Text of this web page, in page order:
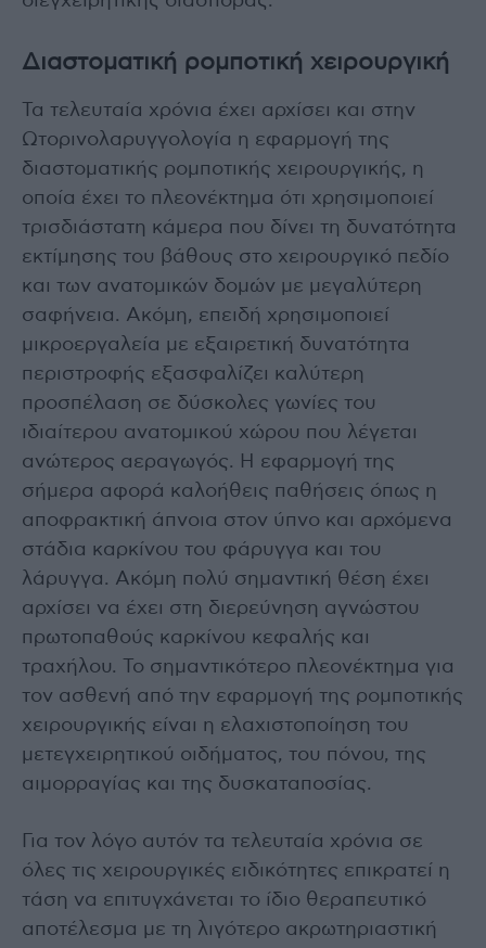
Διαστοματική ρομποτική χειρουργική
Τα τελευταία χρόνια έχει αρχίσει και στην
Ωτορινολαρυγγολογία η εφαρμογή της
διαστοματικής ρομποτικής χειρουργικής, η
οποία έχει το πλεονέκτημα ότι χρησιμοποιεί
τρισδιάστατη κάμερα που δίνει τη δυνατότητα
εκτίμησης του βάθους στο χειρουργικό πεδίο
και των ανατομικών δομών με μεγαλύτερη
σαφήνεια. Ακόμη, επειδή χρησιμοποιεί
μικροεργαλεία με εξαιρετική δυνατότητα
περιστροφής εξασφαλίζει καλύτερη
προσπέλαση σε δύσκολες γωνίες του
ιδιαίτερου ανατομικού χώρου που λέγεται
ανώτερος αεραγωγός. Η εφαρμογή της
σήμερα αφορά καλοήθεις παθήσεις όπως η
αποφρακτική άπνοια στον ύπνο και αρχόμενα
στάδια καρκίνου του φάρυγγα και του
λάρυγγα. Ακόμη πολύ σημαντική θέση έχει
αρχίσει να έχει στη διερεύνηση αγνώστου
πρωτοπαθούς καρκίνου κεφαλής και
τραχήλου. Το σημαντικότερο πλεονέκτημα για
τον ασθενή από την εφαρμογή της ρομποτικής
χειρουργικής είναι η ελαχιστοποίηση του
μετεγχειρητικού οιδήματος, του πόνου, της
αιμορραγίας και της δυσκαταποσίας.
Για τον λόγο αυτόν τα τελευταία χρόνια σε
όλες τις χειρουργικές ειδικότητες επικρατεί η
τάση να επιτυγχάνεται το ίδιο θεραπευτικό
αποτέλεσμα με τη λιγότερο ακρωτηριαστική